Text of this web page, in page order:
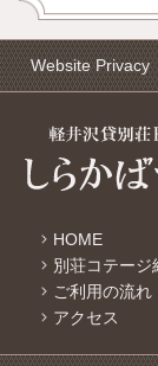
Website Privacy
HOME
別荘コテージ
ご利用の流れ
アクセス